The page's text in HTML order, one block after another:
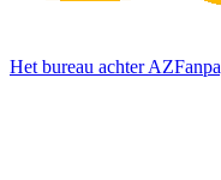
Het bureau achter